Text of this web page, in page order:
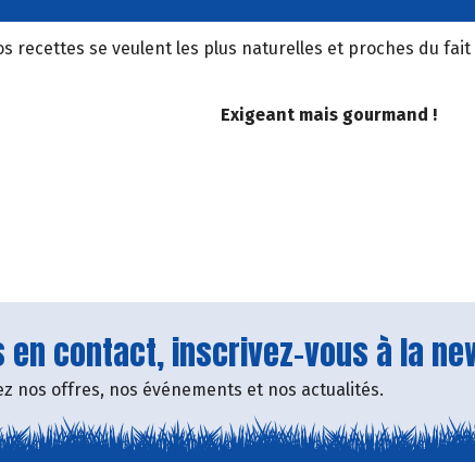
recettes se veulent les plus naturelles et proches du
Exigeant mais gourmand !
en contact, inscrivez-vous à la
nos offres, nos événements et nos actualités.